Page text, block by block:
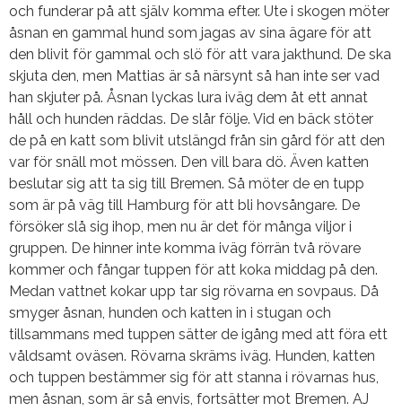
och funderar på att själv komma efter. Ute i skogen möter
åsnan en gammal hund som jagas av sina ägare för att
den blivit för gammal och slö för att vara jakthund. De ska
skjuta den, men Mattias är så närsynt så han inte ser vad
han skjuter på. Åsnan lyckas lura iväg dem åt ett annat
håll och hunden räddas. De slår följe. Vid en bäck stöter
de på en katt som blivit utslängd från sin gård för att den
var för snäll mot mössen. Den vill bara dö. Även katten
beslutar sig att ta sig till Bremen. Så möter de en tupp
som är på väg till Hamburg för att bli hovsångare. De
försöker slå sig ihop, men nu är det för många viljor i
gruppen. De hinner inte komma iväg förrän två rövare
kommer och fångar tuppen för att koka middag på den.
Medan vattnet kokar upp tar sig rövarna en sovpaus. Då
smyger åsnan, hunden och katten in i stugan och
tillsammans med tuppen sätter de igång med att föra ett
våldsamt oväsen. Rövarna skräms iväg. Hunden, katten
och tuppen bestämmer sig för att stanna i rövarnas hus,
men åsnan, som är så envis, fortsätter mot Bremen. AJ